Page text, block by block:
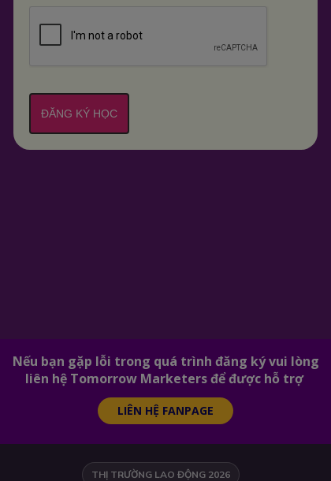
ĐĂNG KÝ HỌC
Nếu bạn gặp lỗi trong quá trình đăng ký vui lòng
liên hệ Tomorrow Marketers để được hỗ trợ
LIÊN HỆ FANPAGE
THỊ TRƯỜNG LAO ĐỘNG 2026